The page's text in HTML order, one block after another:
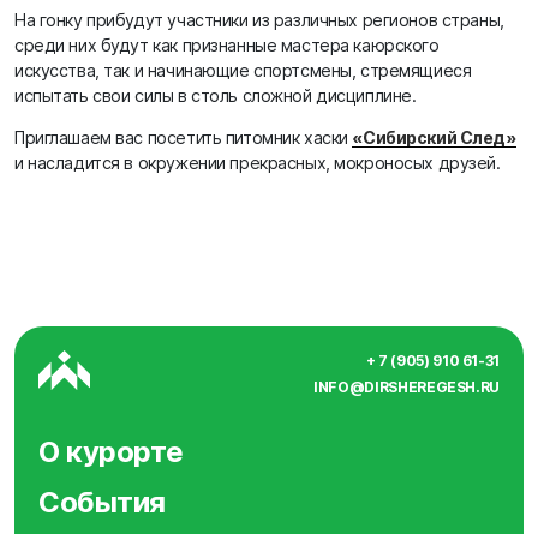
На гонку прибудут участники из различных регионов страны,
среди них будут как признанные мастера каюрского
искусства, так и начинающие спортсмены, стремящиеся
испытать свои силы в столь сложной дисциплине.
Приглашаем вас посетить питомник хаски «Сибирский След»
и насладится в окружении прекрасных, мокроносых друзей.
+ 7 (905) 910 61-31
INFO@DIRSHEREGESH.RU
О курорте
События